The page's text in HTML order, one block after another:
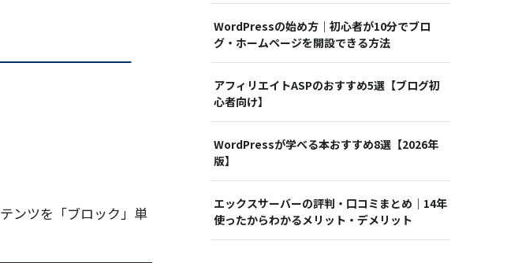
ンツを「ブロック」単
WordPressの始め方｜初心者が10分でブロ
グ・ホームページを開設できる方法
アフィリエイトASPのおすすめ5選【ブログ初
心者向け】
WordPressが学べる本おすすめ8選【2026年
版】
エックスサーバーの評判・口コミまとめ｜14年
使ったからわかるメリット・デメリット